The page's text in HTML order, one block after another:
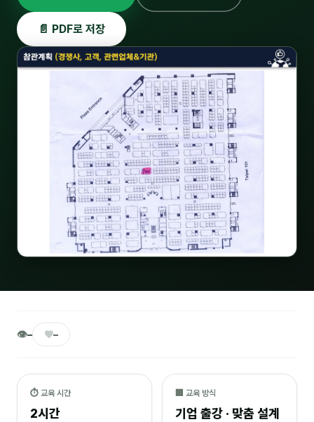
🤝 B2B 세일즈
💼 비즈니스 스킬
🌏 글로벌 비즈니스
🎓 강사육성 · 교수법
🏭 산업 특화
💻 IT · 디지털
🎬 영상 · 콘텐츠
📊 프레젠테이션 · 기획
🚀 창업 · 커리어 13
🗣️ 외국어 강의
7
🤲 협력강사 과정
📄 PDF로 저장
👁– ♥–
⏱ 교육 시간
2시간
🏢 교육 방식
기업 출강 · 맞춤 설계